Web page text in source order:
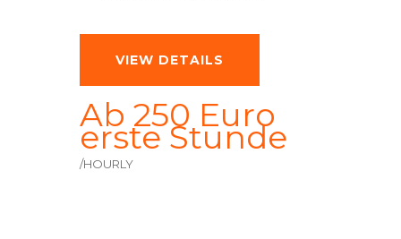
VIEW DETAILS
Ab 250 Euro
erste Stunde
/HOURLY